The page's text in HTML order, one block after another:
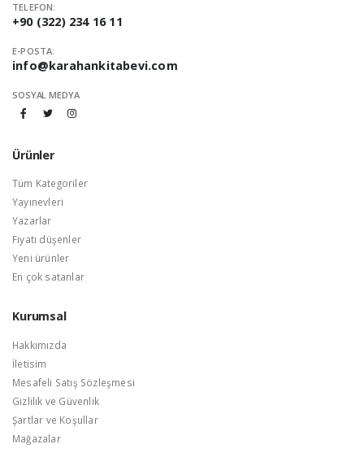
TELEFON:
+90 (322) 234 16 11
E-POSTA:
info@karahankitabevi.com
SOSYAL MEDYA
Ürünler
Tüm Kategoriler
Yayınevleri
Yazarlar
Fiyatı düşenler
Yeni ürünler
En çok satanlar
Kurumsal
Hakkımızda
İletisim
Mesafeli Satış Sözleşmesi
Gizlilik ve Güvenlik
Şartlar ve Koşullar
Mağazalar